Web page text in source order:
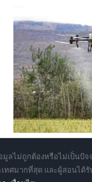
โดรนถ่
เปรี
ตั้ง
ลไม่ถูกต้องหรือไม่เป็นปั
ากที่สุด และผู้สอนได้รับ